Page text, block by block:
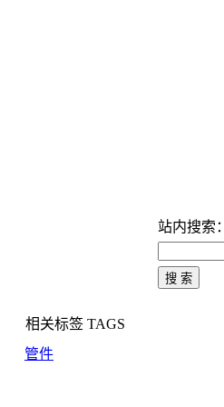
站内搜索：
相关标签 TAGS
管件